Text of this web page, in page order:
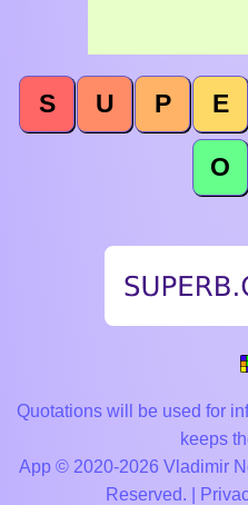
S U P E
O
Quotations will be used for
keeps
App © 2020-2026 Vladimir
Reserved. |